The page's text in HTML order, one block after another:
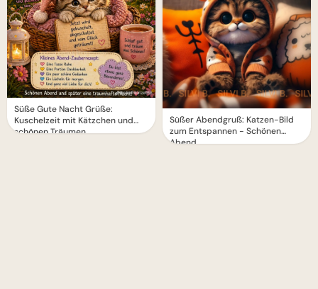
Süße Gute Nacht Grüße:
Kuschelzeit mit Kätzchen und
schönen Träumen
Süßer Abendgruß: Katzen-Bild
zum Entspannen - Schönen
Abend